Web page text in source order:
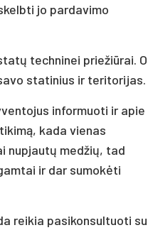
jo pardavimo
techninei priežiūrai. O
statinius ir teritorijas.
informuoti ir apie
kada vienas
nupjautų medžių, tad
ir dar sumokėti
reikia pasikonsultuoti su